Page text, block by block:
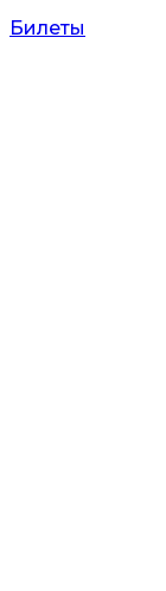
Билеты